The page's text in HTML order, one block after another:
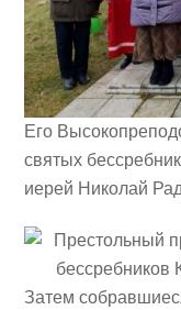
Его
святых
иерей Николай
Затем